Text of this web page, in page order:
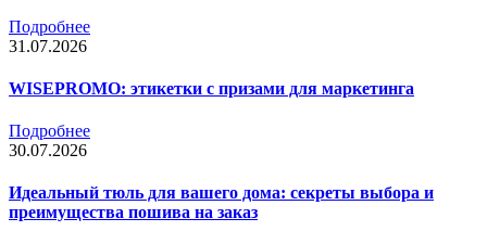
Подробнее
31.07.2026
WISEPROMO: этикетки с призами для маркетинга
Подробнее
30.07.2026
Идеальный тюль для вашего дома: секреты выбора и
преимущества пошива на заказ